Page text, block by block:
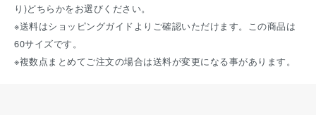
り)どちらかをお選びください。
※送料はショッピングガイドよりご確認いただけます。この商品は
60サイズです。
※複数点まとめてご注文の場合は送料が変更になる事があります。